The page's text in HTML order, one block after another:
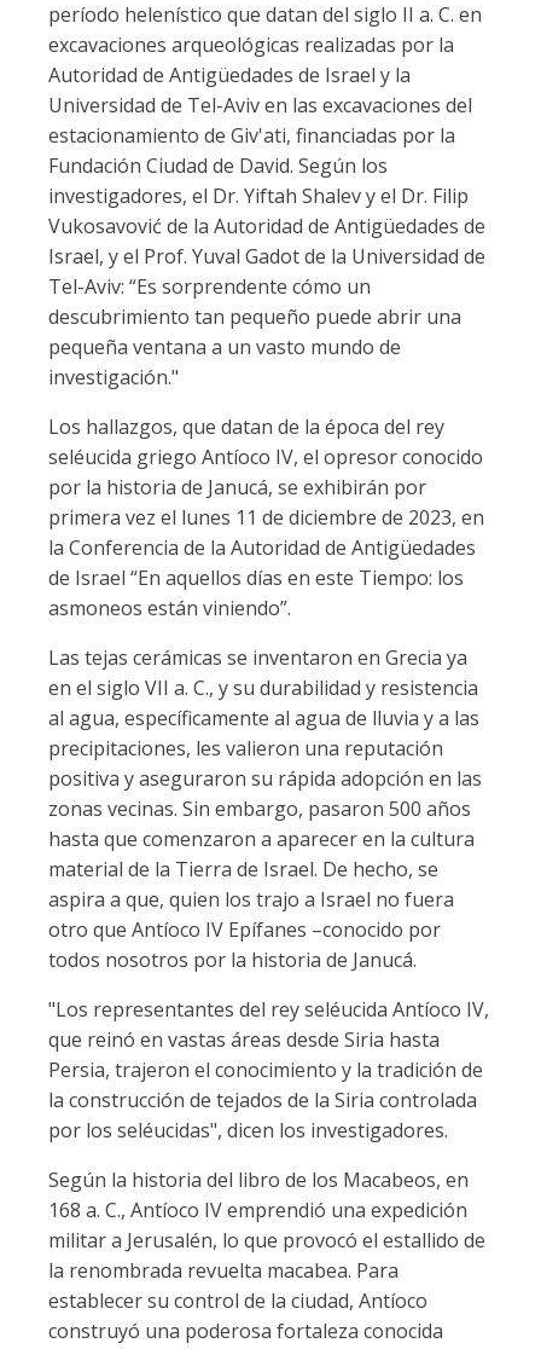
período helenístico que datan del siglo II a. C. en
excavaciones arqueológicas realizadas por la
Autoridad de Antigüedades de Israel y la
Universidad de Tel-Aviv en las excavaciones del
estacionamiento de Giv'ati, financiadas por la
Fundación Ciudad de David. Según los
investigadores, el Dr. Yiftah Shalev y el Dr. Filip
Vukosavović de la Autoridad de Antigüedades de
Israel, y el Prof. Yuval Gadot de la Universidad de
Tel-Aviv: “Es sorprendente cómo un
descubrimiento tan pequeño puede abrir una
pequeña ventana a un vasto mundo de
investigación."
Los hallazgos, que datan de la época del rey
seléucida griego Antíoco IV, el opresor conocido
por la historia de Janucá, se exhibirán por
primera vez el lunes 11 de diciembre de 2023, en
la Conferencia de la Autoridad de Antigüedades
de Israel “En aquellos días en este Tiempo: los
asmoneos están viniendo”.
Las tejas cerámicas se inventaron en Grecia ya
en el siglo VII a. C., y su durabilidad y resistencia
al agua, específicamente al agua de lluvia y a las
precipitaciones, les valieron una reputación
positiva y aseguraron su rápida adopción en las
zonas vecinas. Sin embargo, pasaron 500 años
hasta que comenzaron a aparecer en la cultura
material de la Tierra de Israel. De hecho, se
aspira a que, quien los trajo a Israel no fuera
otro que Antíoco IV Epífanes –conocido por
todos nosotros por la historia de Janucá.
"Los representantes del rey seléucida Antíoco IV,
que reinó en vastas áreas desde Siria hasta
Persia, trajeron el conocimiento y la tradición de
la construcción de tejados de la Siria controlada
por los seléucidas", dicen los investigadores.
Según la historia del libro de los Macabeos, en
168 a. C., Antíoco IV emprendió una expedición
militar a Jerusalén, lo que provocó el estallido de
la renombrada revuelta macabea. Para
establecer su control de la ciudad, Antíoco
construyó una poderosa fortaleza conocida